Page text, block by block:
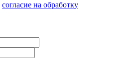
согласие на обработку